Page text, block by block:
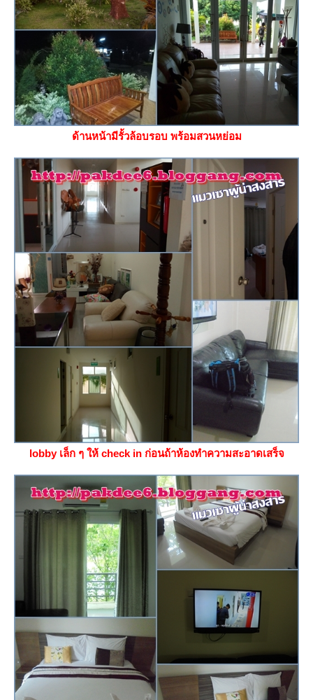
ด้านหน้ามีรั้วล้อบรอบ พร้อมสวนหย่อม
lobby เล็ก ๆ ให้ check in ก่อนถ้าห้องทำความสะอาดเสร็จ